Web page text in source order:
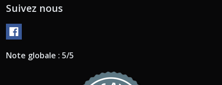
Suivez nous
Note globale : 5/5